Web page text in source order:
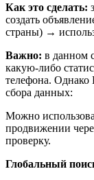
Как это сделать:
создать
страны) →
Важно: в данном
какую-либо
телефона. Однако
сбора данных:
Можно
продвижении
проверку.
Глобальный